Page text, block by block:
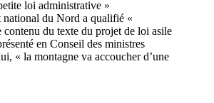
national du Nord a qualifié «
contenu du texte du projet de loi asile
en Conseil des ministres
« la montagne va accoucher d’une